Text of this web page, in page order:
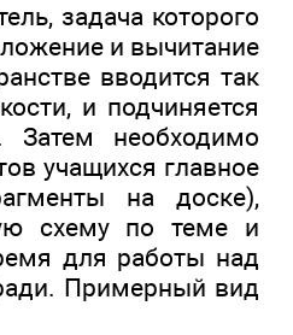
задача которого
и вычитание
вводится так
и подчиняется
необходимо
учащихся главное
на доске),
схему по теме и
для работы над
Примерный вид